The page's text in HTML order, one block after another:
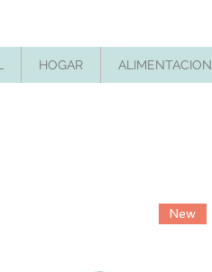
HOGAR ALIMENTACION
New